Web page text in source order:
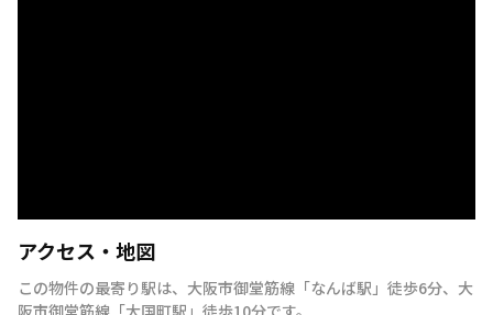
アクセス・地図
この物件の最寄り駅は、 大阪市御堂筋線 「なんば駅 」 徒歩6分、 大
阪市御堂筋線 「大国町駅 」 徒歩10分です。